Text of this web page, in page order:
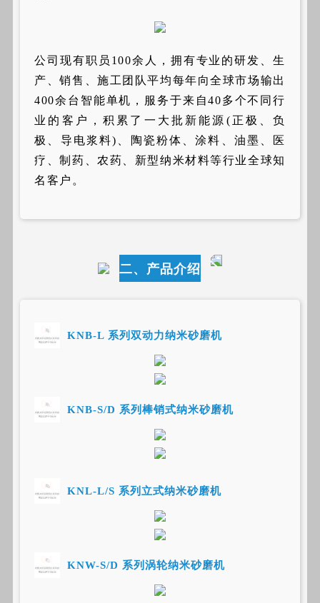
公司现有职员100余人，拥有专业的研发、生
产、销售、施工团队平均每年向全球市场输出
400余台智能单机，服务于来自40多个不同行
业的客户，积累了一大批新能源(正极、负
极、导电浆料)、陶瓷粉体、涂料、油墨、医
疗、制药、农药、新型纳米材料等行业全球知
名客户。
二、产品介绍
01 KNB-L 系列双动力纳米砂磨机
02 KNB-S/D 系列棒销式纳米砂磨机
03 KNL-L/S 系列立式纳米砂磨机
04 KNW-S/D 系列涡轮纳米砂磨机